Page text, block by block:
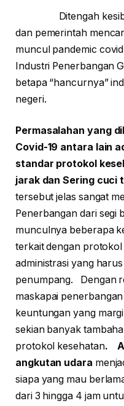
Ditengah
dan pemerintah
muncul pandemic
Industri Penerbangan
betapa “hancurnya”
negeri.
Permasalahan yang
Covid-19 antara lain
standar protokol
jarak dan Sering cuci
tersebut jelas sangat
Penerbangan dari segi
munculnya beberapa
terkait dengan
administrasi yang
penumpang. Dengan
maskapai
keuntungan yang
sekian banyak
protokol kesehatan.
angkutan udara
siapa yang mau
dari 3 hingga 4 jam